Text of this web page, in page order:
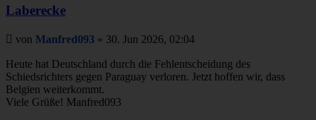
Laberecke
Beitrag
von Manfred093 » 30. Jun 2026, 02:04
Heute hat Deutschland durch die Fehlentscheidung des
Schiedsrichters gegen Paraguay verloren. Jetzt hoffen wir, dass
Belgien weiterkommt.
Viele Grüße! Manfred093